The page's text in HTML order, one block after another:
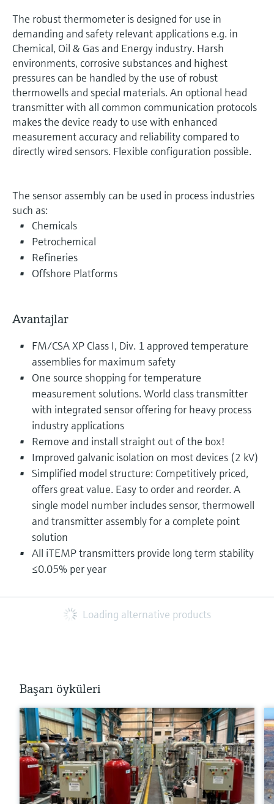
The robust thermometer is designed for use in
demanding and safety relevant applications e.g. in
Chemical, Oil & Gas and Energy industry. Harsh
environments, corrosive substances and highest
pressures can be handled by the use of robust
thermowells and special materials. An optional head
transmitter with all common communication protocols
makes the device ready to use with enhanced
measurement accuracy and reliability compared to
directly wired sensors. Flexible configuration possible.
The sensor assembly can be used in process industries
such as:
Chemicals
Petrochemical
Refineries
Offshore Platforms
Avantajlar
FM/CSA XP Class I, Div. 1 approved temperature
assemblies for maximum safety
One source shopping for temperature
measurement solutions. World class transmitter
with integrated sensor offering for heavy process
industry applications
Remove and install straight out of the box!
Improved galvanic isolation on most devices (2 kV)
Simplified model structure: Competitively priced,
offers great value. Easy to order and reorder. A
single model number includes sensor, thermowell
and transmitter assembly for a complete point
solution
All iTEMP transmitters provide long term stability
≤0.05% per year
Loading alternative products
Başarı öyküleri